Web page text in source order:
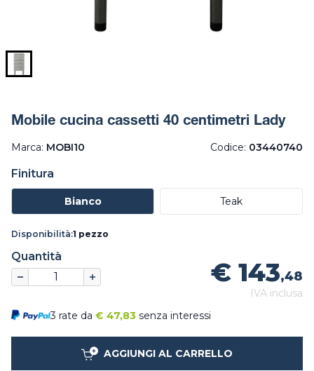
Mobile cucina cassetti 40 centimetri Lady
Marca: MOBI10 Codice: 03440740
Finitura
Bianco Teak
Disponibilità:1 pezzo
Quantità
€ 143,48
IVA inclusa
3 rate da € 47,83 senza interessi
AGGIUNGI AL CARRELLO